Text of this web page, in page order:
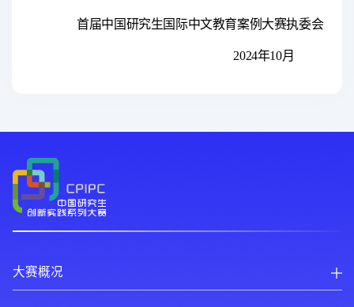
首届中国研究生国际中文教育案例大赛执委会
2024年10月
大赛概况